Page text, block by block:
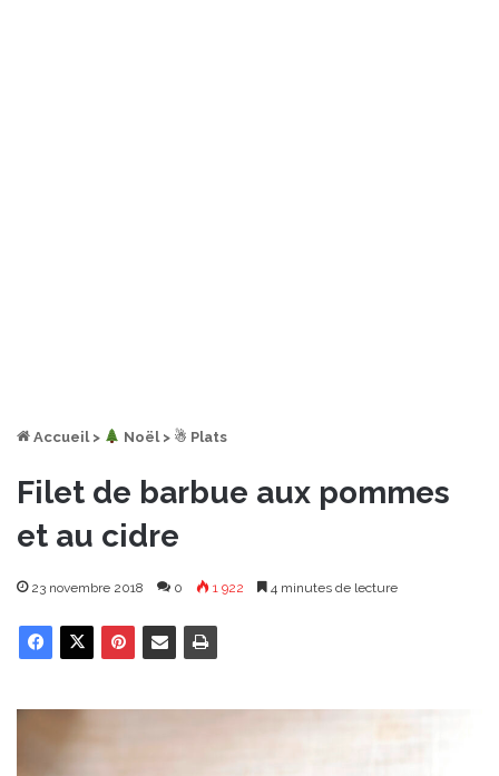
Accueil > ︎ Noël > ☃ Plats
Filet de barbue aux pommes
et au cidre
23 novembre 2018 0 1 922 4 minutes de lecture